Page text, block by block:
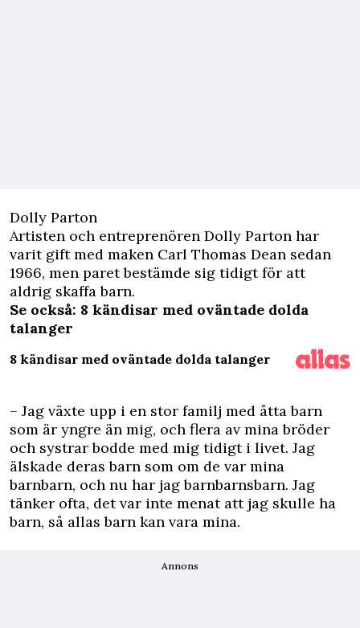
Dolly Parton
Artisten och entreprenören Dolly Parton har
varit gift med maken Carl Thomas Dean sedan
1966, men paret bestämde sig tidigt för att
aldrig skaffa barn.
Se också: 8 kändisar med oväntade dolda
talanger
8 kändisar med oväntade dolda talanger
– Jag växte upp i en stor familj med åtta barn
som är yngre än mig, och flera av mina bröder
och systrar bodde med mig tidigt i livet. Jag
älskade deras barn som om de var mina
barnbarn, och nu har jag barnbarnsbarn. Jag
tänker ofta, det var inte menat att jag skulle ha
barn, så allas barn kan vara mina.
Annons